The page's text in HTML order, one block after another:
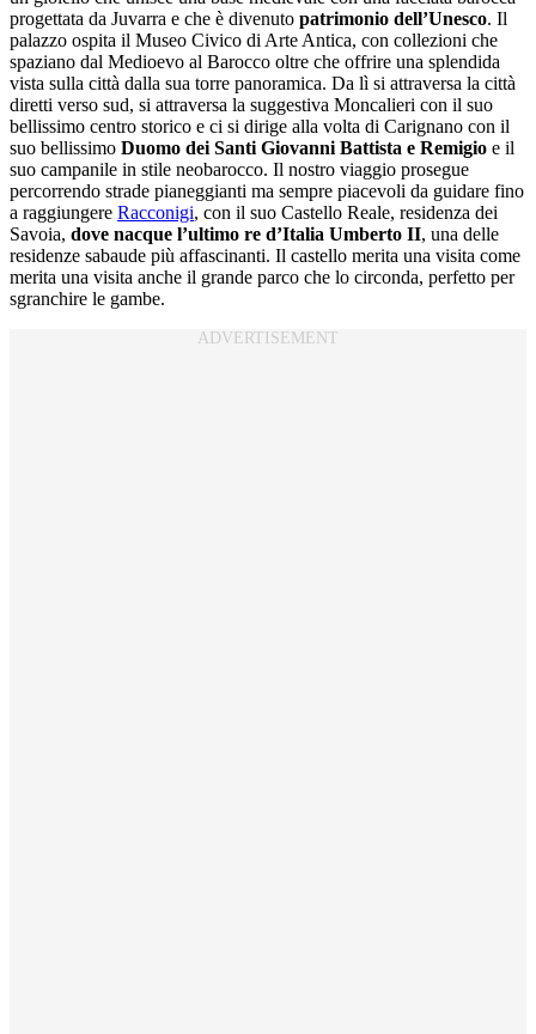
progettata da Juvarra e che è divenuto patrimonio dell’Unesco. Il
palazzo ospita il Museo Civico di Arte Antica, con collezioni che
spaziano dal Medioevo al Barocco oltre che offrire una splendida
vista sulla città dalla sua torre panoramica. Da lì si attraversa la città
diretti verso sud, si attraversa la suggestiva Moncalieri con il suo
bellissimo centro storico e ci si dirige alla volta di Carignano con il
suo bellissimo Duomo dei Santi Giovanni Battista e Remigio e il
suo campanile in stile neobarocco. Il nostro viaggio prosegue
percorrendo strade pianeggianti ma sempre piacevoli da guidare fino
a raggiungere Racconigi, con il suo Castello Reale, residenza dei
Savoia, dove nacque l’ultimo re d’Italia Umberto II, una delle
residenze sabaude più affascinanti. Il castello merita una visita come
merita una visita anche il grande parco che lo circonda, perfetto per
sgranchire le gambe.